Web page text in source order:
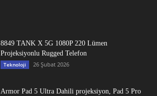
8849 TANK X 5G 1080P 220 Lümen
Projeksiyonlu Rugged Telefon
Teknoloji 26 Şubat 2026
Armor Pad 5 Ultra Dahili projeksiyon, Pad 5 Pro